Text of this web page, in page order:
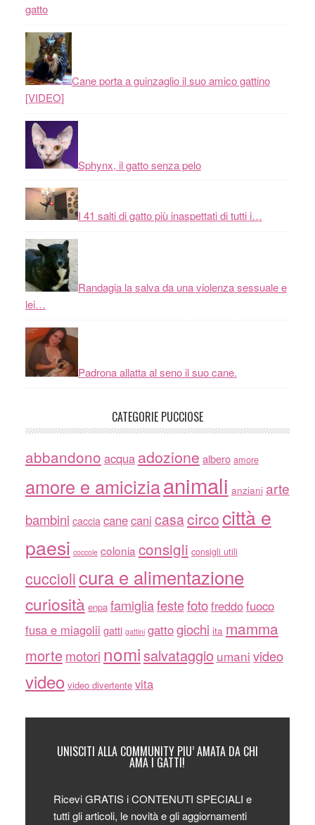
gatto
Cane porta a guinzaglio il suo amico gattino
[VIDEO]
Sphynx, il gatto senza pelo
I 41 salti di gatto più inaspettati di tutti i…
Randagia la salva da una violenza sessuale e
lei…
Padrona allatta al seno il suo cane.
CATEGORIE PUCCIOSE
abbandono acqua adozione albero amore
amore e amiciziaanimali anziani arte
bambini caccia canecani casacirco città e
paesi coccole colonia consigli consigli utili
cucciolicura e alimentazione
curiosità enpa famigliafestefotofreddofuoco
fusa e miagolii gatti gattini gattogiochi ita mamma
mortemotori nomisalvataggio umani video
video video divertente vita
UNISCITI ALLA COMMUNITY PIU’ AMATA DA CHI
AMA I GATTI!
Ricevi GRATIS i CONTENUTI SPECIALI e
tutti gli articoli, le novità e gli aggiornamenti